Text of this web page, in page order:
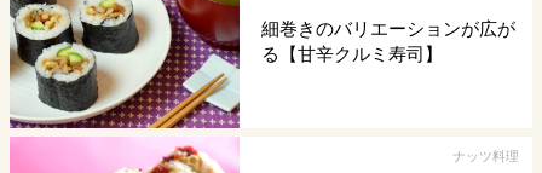
細巻きのバリエーションが広が
る【甘辛クルミ寿司】
ナッツ料理